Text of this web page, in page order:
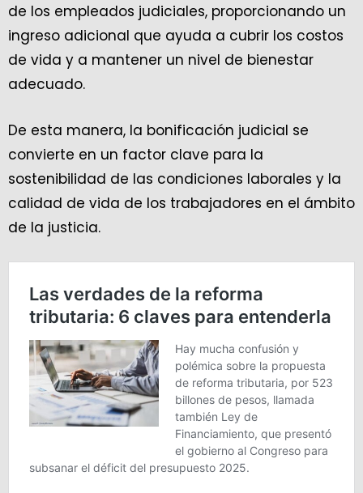
de los empleados judiciales, proporcionando un
ingreso adicional que ayuda a cubrir los costos
de vida y a mantener un nivel de bienestar
adecuado.
De esta manera, la bonificación judicial se
convierte en un factor clave para la
sostenibilidad de las condiciones laborales y la
calidad de vida de los trabajadores en el ámbito
de la justicia.